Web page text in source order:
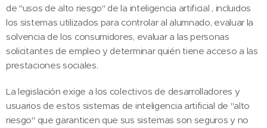
de "usos de alto riesgo" de la inteligencia artificial , incluidos
los sistemas utilizados para controlar al alumnado, evaluar la
solvencia de los consumidores, evaluar a las personas
solicitantes de empleo y determinar quién tiene acceso a las
prestaciones sociales.
La legislación exige a los colectivos de desarrolladores y
usuarios de estos sistemas de inteligencia artificial de "alto
riesgo" que garanticen que sus sistemas son seguros y no